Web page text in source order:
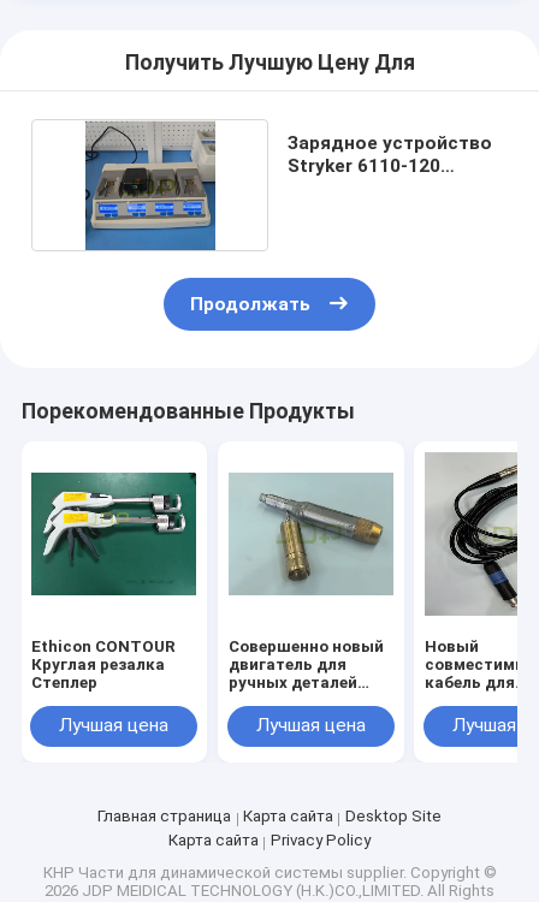
Получить Лучшую Цену Для
Зарядное устройство
Stryker 6110-120
Продолжать
Порекомендованные Продукты
Ethicon CONTOUR
Круглая резалка
Степлер
Лучшая цена
Совершенно новый
двигатель для
ручных деталей
Лучшая цена
Новый
совместимый
кабель для
M2/18-97200
Лучшая
Главная страница Карта сайта
Desktop Site
Карта сайта
Privacy Policy
КНР Части для динамической системы supplier. Copyright ©
2026 JDP MEIDICAL TECHNOLOGY (H.K.)CO.,LIMITED. All Rights